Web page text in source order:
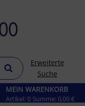
Erweiterte
Suche
MEIN WARENKORB
Artikel: 0 Summe: 0,00 €